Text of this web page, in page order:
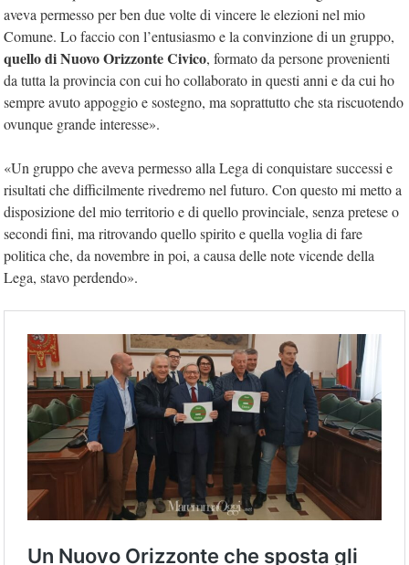
aveva permesso per ben due volte di vincere le elezioni nel mio
Comune. Lo faccio con l’entusiasmo e la convinzione di un gruppo,
quello di Nuovo Orizzonte Civico, formato da persone provenienti
da tutta la provincia con cui ho collaborato in questi anni e da cui ho
sempre avuto appoggio e sostegno, ma soprattutto che sta riscuotendo
ovunque grande interesse».
«Un gruppo che aveva permesso alla Lega di conquistare successi e
risultati che difficilmente rivedremo nel futuro. Con questo mi metto a
disposizione del mio territorio e di quello provinciale, senza pretese o
secondi fini, ma ritrovando quello spirito e quella voglia di fare
politica che, da novembre in poi, a causa delle note vicende della
Lega, stavo perdendo».